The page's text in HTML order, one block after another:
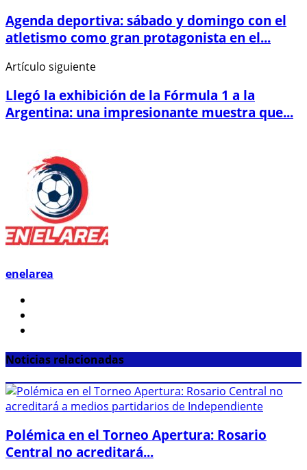
Agenda deportiva: sábado y domingo con el
atletismo como gran protagonista en el...
Artículo siguiente
Llegó la exhibición de la Fórmula 1 a la
Argentina: una impresionante muestra que...
enelarea
Noticias relacionadas
Polémica en el Torneo Apertura: Rosario
Central no acreditará...